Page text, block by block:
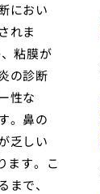
におい
れま
粘膜が
の診断
性な
。鼻の
乏しい
ます。こ
で、